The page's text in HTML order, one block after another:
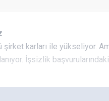
karları ile yükseliyor.
İşsizlik